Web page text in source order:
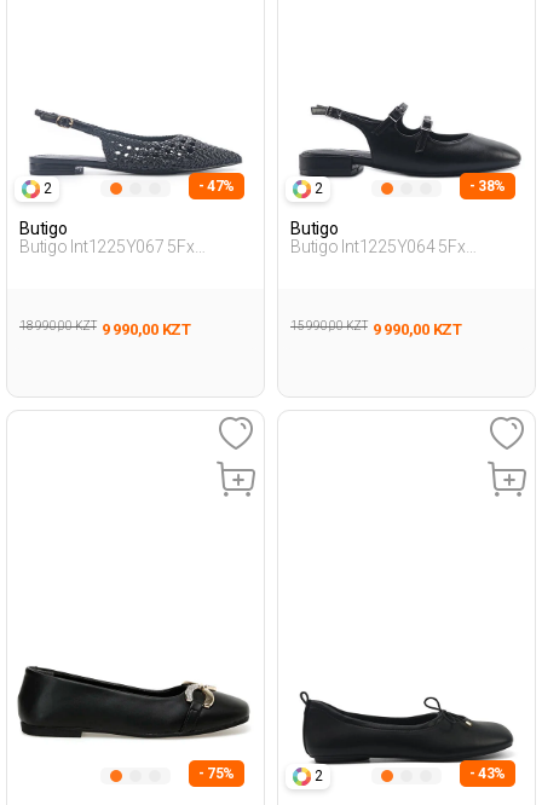
2 - 47%
Butigo
Butigo Int1225Y067 5Fx
18 990,00 KZT 9 990,00 KZT
2 - 38%
Butigo
Butigo Int1225Y064 5Fx
15 990,00 KZT 9 990,00 KZT
- 75% 2 - 43%